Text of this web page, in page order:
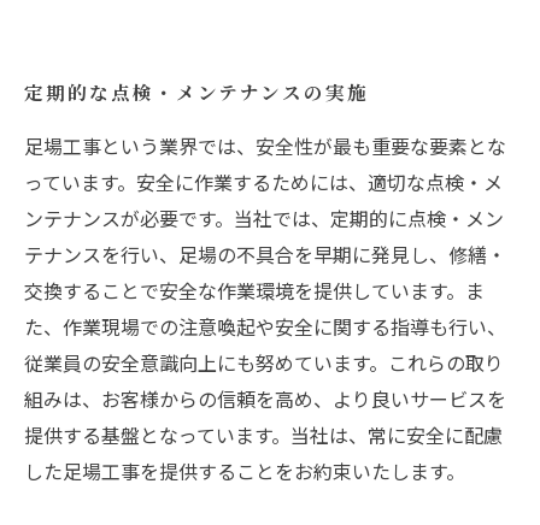
定期的な点検・メンテナンスの実施
足場工事という業界では、安全性が最も重要な要素とな
っています。安全に作業するためには、適切な点検・メ
ンテナンスが必要です。当社では、定期的に点検・メン
テナンスを行い、足場の不具合を早期に発見し、修繕・
交換することで安全な作業環境を提供しています。ま
た、作業現場での注意喚起や安全に関する指導も行い、
従業員の安全意識向上にも努めています。これらの取り
組みは、お客様からの信頼を高め、より良いサービスを
提供する基盤となっています。当社は、常に安全に配慮
した足場工事を提供することをお約束いたします。